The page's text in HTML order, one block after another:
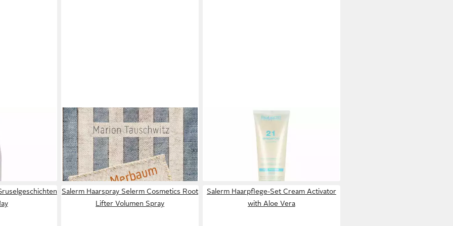
Keratine
bei dir
Selma Merbaum – Ich habe keine
Zeit gehabt zuende zu schreiben /
Marion Tauschwitz
28,00 €
lieferbar - in 2-3 Werktagen bei dir
Haarshampoo Cosmetics 21 Ch Silk
lieferbar - in 2-3 Werktagen bei dir
Salerm Haarspray Selerm Cosmetics Root
Lifter Volumen Spray
Salerm Haarpflege-Set Cream Activator
with Aloe Vera